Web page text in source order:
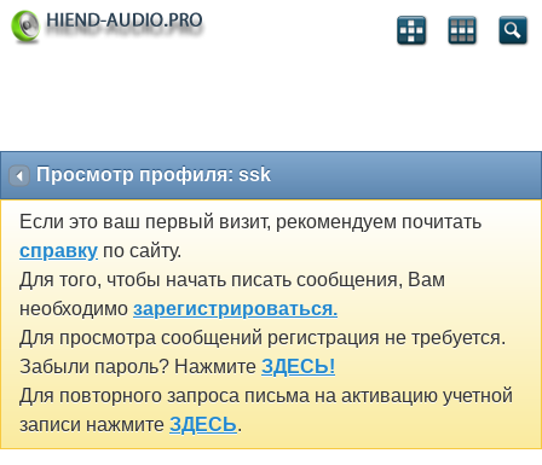
Просмотр профиля: ssk
Если это ваш первый визит, рекомендуем почитать
справку по сайту.
Для того, чтобы начать писать сообщения, Вам
необходимо зарегистрироваться.
Для просмотра сообщений регистрация не требуется.
Забыли пароль? Нажмите ЗДЕСЬ!
Для повторного запроса письма на активацию учетной
записи нажмите ЗДЕСЬ.